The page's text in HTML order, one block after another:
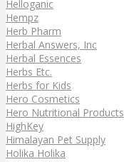
Helloganic
Hempz
Herb Pharm
Herbal Answers, Inc
Herbal Essences
Herbs Etc.
Herbs for Kids
Hero Cosmetics
Hero Nutritional Products
HighKey
Himalayan Pet Supply
Holika Holika